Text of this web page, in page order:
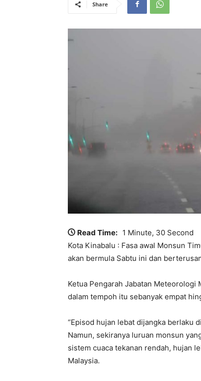
Share
Read Time: 1 Minute, 30 Second
Kota Kinabalu : Fasa awal Monsun
akan bermula Sabtu ini dan
Ketua Pengarah Jabatan Meteorologi
dalam tempoh itu sebanyak empat
“Episod hujan lebat dijangka berlaku
Namun, sekiranya luruan monsun
sistem cuaca tekanan rendah, hujan
Malaysia.